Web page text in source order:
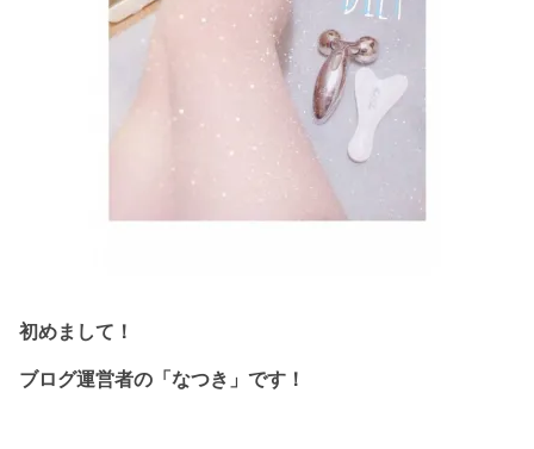
初めまして！
ブログ運営者の「なつき」です！